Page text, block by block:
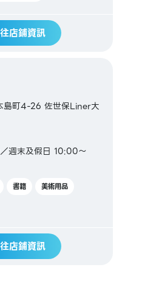
店鋪資訊
島町4-26 佐世保Liner大
週末及假日 10:00～
書籍
美術用品
店鋪資訊